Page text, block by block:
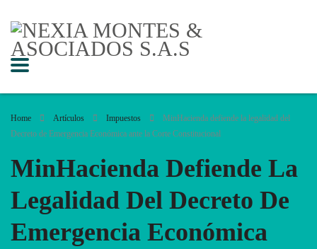
Home Artículos Impuestos
MinHacienda defiende la legalidad del
Decreto de Emergencia Económica ante la Corte Constitucional
MinHacienda Defiende La
Legalidad Del Decreto De
Emergencia Económica